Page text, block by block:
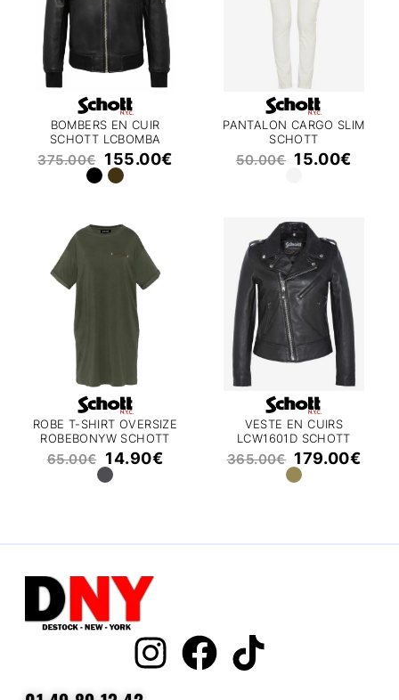
BOMBERS EN CUIR
SCHOTT LCBOMBA
375.00€ 155.00€
PANTALON CARGO SLIM
SCHOTT
50.00€ 15.00€
ROBE T-SHIRT OVERSIZE
ROBEBONYW SCHOTT
65.00€ 14.90€
VESTE EN CUIRS
LCW1601D SCHOTT
365.00€ 179.00€